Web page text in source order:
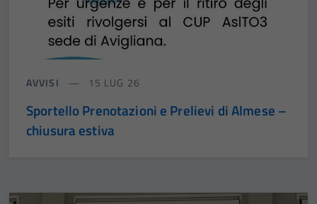
AVVISI 15 LUG 26
Sportello Prenotazioni e Prelievi di Almese –
chiusura estiva